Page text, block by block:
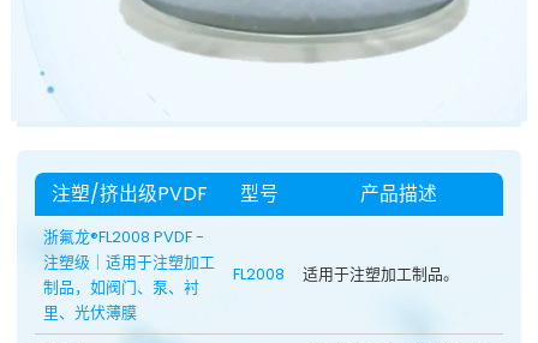
注塑/挤出级PVDF 型号 产品描述
浙氟龙®FL2008 PVDF -
注塑级｜适用于注塑加工
制品，如阀门、泵、衬
里、光伏薄膜
FL2008 适用于注塑加工制品。